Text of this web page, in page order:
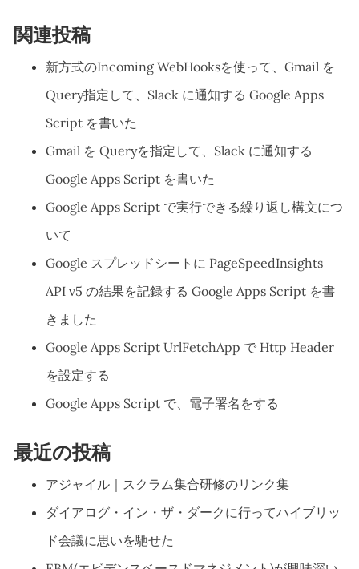
関連投稿
新方式のIncoming WebHooksを使って、Gmail を
Query指定して、Slack に通知する Google Apps
Script を書いた
Gmail を Queryを指定して、Slack に通知する
Google Apps Script を書いた
Google Apps Script で実行できる繰り返し構文につ
いて
Google スプレッドシートに PageSpeedInsights
API v5 の結果を記録する Google Apps Script を書
きました
Google Apps Script UrlFetchApp で Http Header
を設定する
Google Apps Script で、電子署名をする
最近の投稿
アジャイル｜スクラム集合研修のリンク集
ダイアログ・イン・ザ・ダークに行ってハイブリッ
ド会議に思いを馳せた